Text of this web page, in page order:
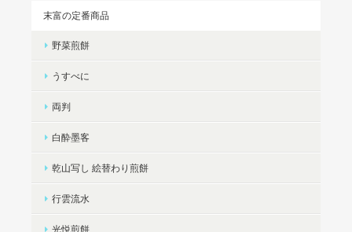
末富の定番商品
野菜煎餅
うすべに
両判
白酔墨客
乾山写し 絵替わり煎餅
行雲流水
光悦煎餅